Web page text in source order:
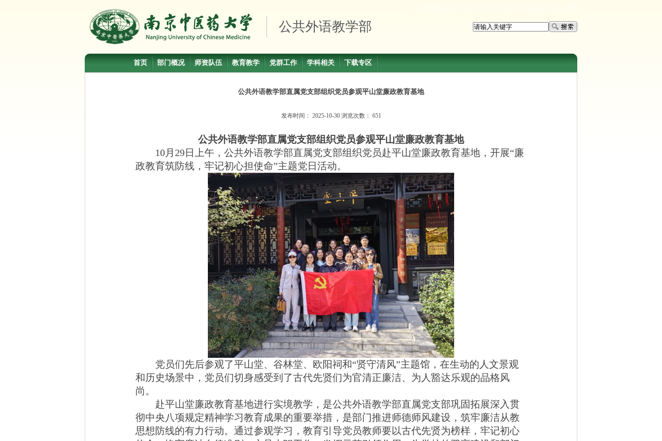
公共外语教学部
首页 部门概况 师资队伍 教育教学 党群工作 学科相关 下载专区
公共外语教学部直属党支部组织党员参观平山堂廉政教育基地
发布时间： 2025-10-30 浏览次数： 651
公共外语教学部直属党支部组织党员参观平山堂廉政教育基地
10月 29日上午，公共外语教学部直属党支部组织党员赴平山堂廉政教育基地，开展“廉
政教育筑防线，牢记初心担使命”主题党日活动。
党员们先后参观了平山堂、谷林堂、欧阳祠和“贤守清风”主题馆，在生动的人文景观
和历史场景中，党员们切身感受到了古代先贤们为官清正廉洁、为人豁达乐观的品格风
尚。
赴平山堂廉政教育基地进行实境教学，是公共外语教学部直属党支部巩固拓展深入贯
彻中央八项规定精神学习教育成果的重要举措，是部门推进师德师风建设，筑牢廉洁从教
思想防线的有力行动。通过参观学习，教育引导党员教师要以古代先贤为榜样，牢记初心